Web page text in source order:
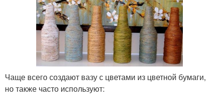
Чаще всего создают вазу с цветами из цветной бумаги,
но также часто используют: